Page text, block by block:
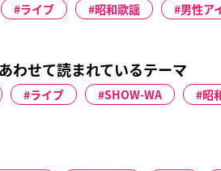
ライブ 昭和歌謡 男性ア
わせて読まれているテーマ
ライブ SHOW-WA 昭